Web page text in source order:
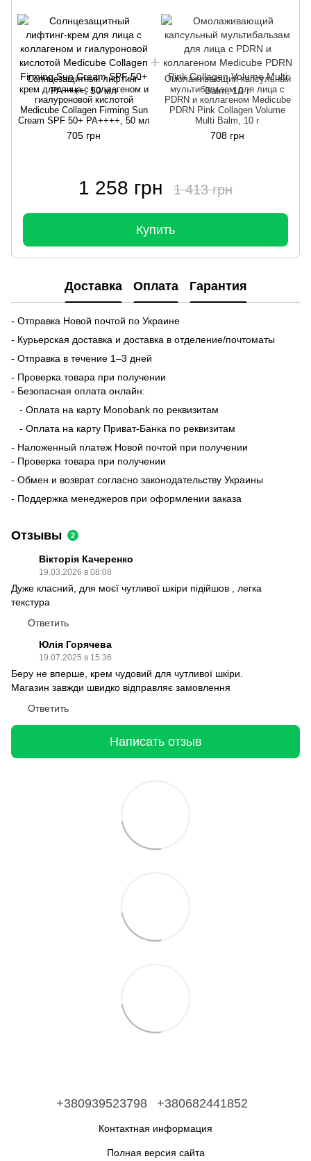
Солнцезащитный лифтинг-
крем для лица с коллагеном и
гиалуроновой кислотой
Medicube Collagen Firming Sun
Cream SPF 50+ PA++++, 50 мл
705 грн
Омолаживающий капсульный
мультибальзам для лица с
PDRN и коллагеном Medicube
PDRN Pink Collagen Volume
Multi Balm, 10 г
708 грн
1 258 грн 1 413 грн
Купить
Доставка Оплата Гарантия
- Отправка Новой почтой по Украине
- Курьерская доставка и доставка в отделение/почтоматы
- Отправка в течение 1–3 дней
- Проверка товара при получении
- Безопасная оплата онлайн:
- Оплата на карту Monobank по реквизитам
- Оплата на карту Приват-Банка по реквизитам
- Наложенный платеж Новой почтой при получении
- Проверка товара при получении
- Обмен и возврат согласно законодательству Украины
- Поддержка менеджеров при оформлении заказа
Отзывы 2
Вікторія Качеренко
19.03.2026 в 08:08
Дуже класний, для моєї чутливої шкіри підійшов , легка
текстура
Ответить
Юлія Горячева
19.07.2025 в 15:36
Беру не вперше, крем чудовий для чутливої шкіри.
Магазин завжди швидко відправляє замовлення
Ответить
Написать отзыв
+380939523798 +380682441852
Контактная информация
Полная версия сайта